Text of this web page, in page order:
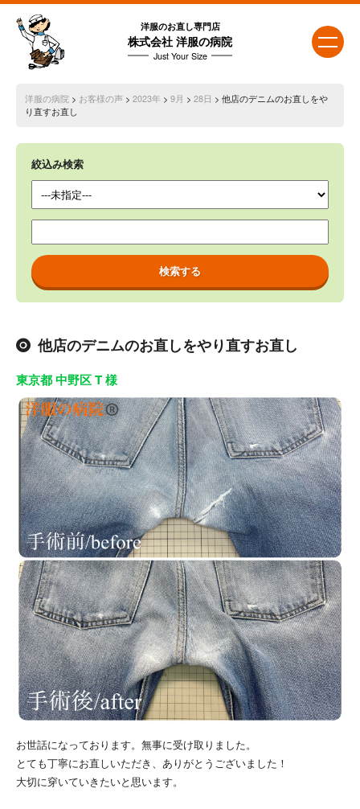
洋服のお直し専門店
株式会社 洋服の病院
Just Your Size
洋服の病院 > お客様の声> 2023年 > 9月 > 28日 > 他店のデニムのお直しをや
り直すお直し
絞込み検索
他店のデニムのお直しをやり直すお直し
東京都 中野区 T 様
お世話になっております。無事に受け取りました。
とても丁寧にお直しいただき、ありがとうございました！
大切に穿いていきたいと思います。